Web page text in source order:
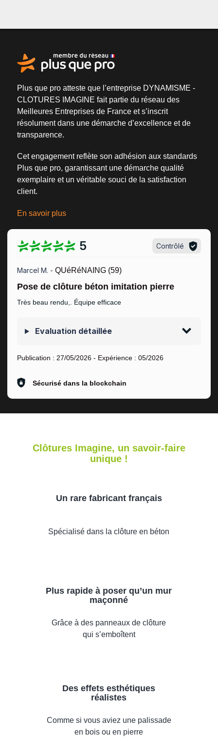
Plus que pro atteste que l’entreprise DYNAMISME -
CLOTURES IMAGINE fait partie du réseau des
Meilleures Entreprises de France et s’inscrit
résolument dans une démarche d’excellence et de
transparence.
Cet engagement reflète son adhésion aux standards
Plus que pro, garantissant une démarche qualité
exemplaire et un véritable souci de la satisfaction
client.
En savoir plus
5 Contrôlé
Marcel M. - QUéRéNAING (59)
Pose de clôture béton imitation pierre
Très beau rendu,. Équipe efficace
Evaluation détaillée
Publication : 27/05/2026 - Expérience : 05/2026
Sécurisé dans la blockchain
Clôtures Imagine, un savoir-faire
unique !
Un rare fabricant français
Spécialisé dans la clôture en béton
Plus rapide à poser qu’un mur
maçonné
Grâce à des panneaux de clôture
qui s’emboîtent
Des effets esthétiques
réalistes
Comme si vous aviez une palissade
en bois ou en pierre